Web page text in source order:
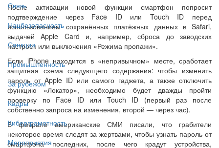
Связь
Нацбезопасность
Санкции
Промышленность
За рубежом
Кадры
Киберграмотность
Мероприятия
После активации новой функции смартфон попросит
подтверждение через Face ID или Touch ID перед
использованием сохранённых платёжных данных в Safari,
выдачей Apple Card и, например, сброса до заводских
настроек или выключения «Режима пропажи».
Если iPhone находится в «непривычном» месте, сработает
защитная схема следующего содержания: чтобы изменить
пароль от Apple ID или самого гаджета, а также отключить
функцию «Локатор», необходимо будет дважды пройти
проверку по Face ID или Touch ID (первый раз после
собственно запроса на изменения, второй — через час).
В феврале американские СМИ писали, что грабители
некоторое время следят за жертвами, чтобы узнать пароль от
смартфона последних, после чего крадут устройства,